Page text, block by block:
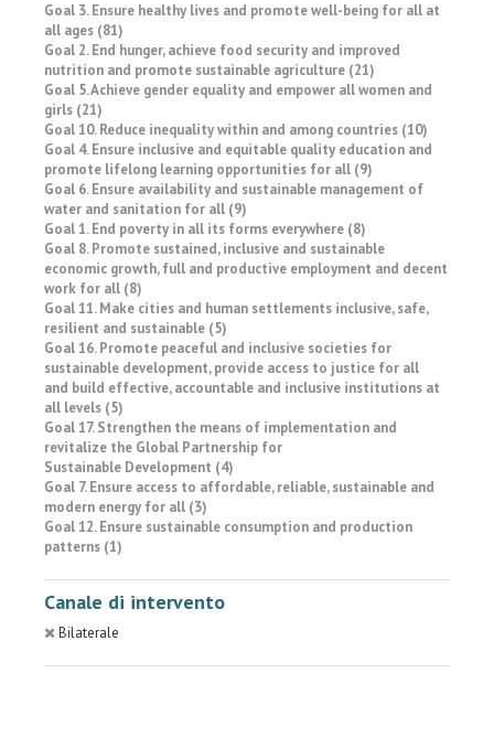
Goal 3. Ensure healthy lives and promote well-being for all at
all ages (81)
Goal 2. End hunger, achieve food security and improved
nutrition and promote sustainable agriculture (21)
Goal 5. Achieve gender equality and empower all women and
girls (21)
Goal 10. Reduce inequality within and among countries (10)
Goal 4. Ensure inclusive and equitable quality education and
promote lifelong learning opportunities for all (9)
Goal 6. Ensure availability and sustainable management of
water and sanitation for all (9)
Goal 1. End poverty in all its forms everywhere (8)
Goal 8. Promote sustained, inclusive and sustainable
economic growth, full and productive employment and decent
work for all (8)
Goal 11. Make cities and human settlements inclusive, safe,
resilient and sustainable (5)
Goal 16. Promote peaceful and inclusive societies for
sustainable development, provide access to justice for all
and build effective, accountable and inclusive institutions at
all levels (5)
Goal 17. Strengthen the means of implementation and
revitalize the Global Partnership for
Sustainable Development (4)
Goal 7. Ensure access to affordable, reliable, sustainable and
modern energy for all (3)
Goal 12. Ensure sustainable consumption and production
patterns (1)
Canale di intervento
Bilaterale